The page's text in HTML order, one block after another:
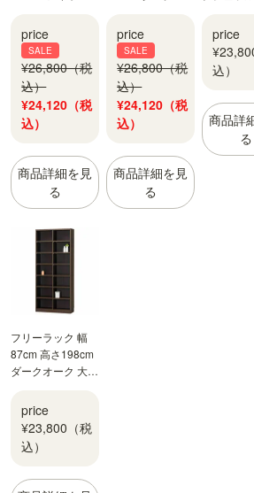
シェルフ セパルテ
ック SEP-1911IV
price
SALE
¥26,800（税
込）
¥24,120（税
込）
商品詳細を見
る
飾り棚 本棚 シェ
ルフ セパルテック
SEP-1911DK
price
SALE
¥26,800（税
込）
¥24,120（税
込）
商品詳細を見
る
容量 全棚
棚 シェル
リオ TNL-
19887NA
price
込）
商品詳
る
フリーラック 幅
87cm 高さ198cm
ダークオーク 大型
棚可動 本棚 シェ
ルフ タナリオ
TNL-19887DK
price
¥23,800（税
込）